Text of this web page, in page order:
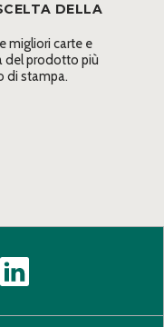
DELLA
migliori carte e
del prodotto più
di stampa.